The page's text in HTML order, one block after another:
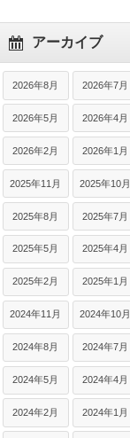
アーカイブ
2026年8月 2026年7月
2026年5月 2026年4月
2026年2月 2026年1月
2025年11月 2025年10月
2025年8月 2025年7月
2025年5月 2025年4月
2025年2月 2025年1月
2024年11月 2024年10月
2024年8月 2024年7月
2024年5月 2024年4月
2024年2月 2024年1月